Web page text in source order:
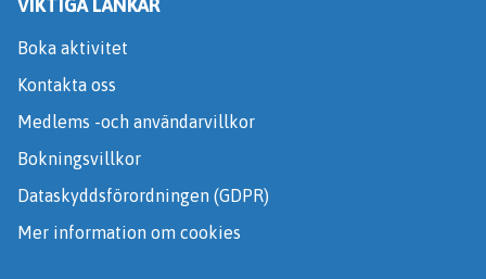
VIKTIGA LÄNKAR
Boka aktivitet
Kontakta oss
Medlems -och användarvillkor
Bokningsvillkor
Dataskyddsförordningen (GDPR)
Mer information om cookies